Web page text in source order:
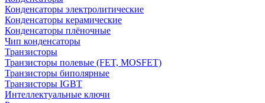
Конденсаторы электролитические
Конденсаторы керамические
Конденсаторы плёночные
Чип конденсаторы
Транзисторы
Транзисторы полевые (FET, MOSFET)
Транзисторы биполярные
Транзисторы IGBT
Интеллектуальные ключи